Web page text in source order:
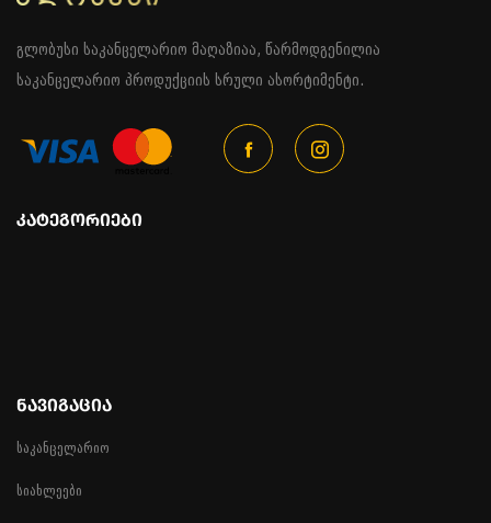
გლობუსი საკანცელარიო მაღაზიაა, წარმოდგენილია
საკანცელარიო პროდუქციის სრული ასორტიმენტი.
ᲙᲐᲢᲔᲒᲝᲠᲘᲔᲑᲘ
ᲜᲐᲕᲘᲒᲐᲪᲘᲐ
საკანცელარიო
სიახლეები